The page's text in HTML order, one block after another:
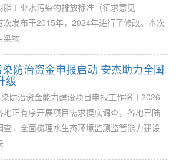
工业水污染物排放标准（征求意见
发布于2015年，2024年进行了修改。本次
染物
染防治资金申报启动 安杰助力全国
级
防治资金能力建设项目申报工作将于2026
正有序开展项目需求摸底调查，各地已陆
，全面梳理水生态环境监测监管能力建设